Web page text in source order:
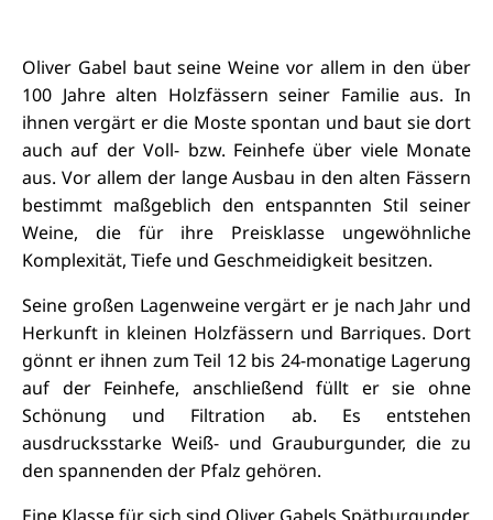
Oliver Gabel baut seine Weine vor allem in den über
100 Jahre alten Holzfässern seiner Familie aus. In
ihnen vergärt er die Moste spontan und baut sie dort
auch auf der Voll- bzw. Feinhefe über viele Monate
aus. Vor allem der lange Ausbau in den alten Fässern
bestimmt maßgeblich den entspannten Stil seiner
Weine, die für ihre Preisklasse ungewöhnliche
Komplexität, Tiefe und Geschmeidigkeit besitzen.
Seine großen Lagenweine vergärt er je nach Jahr und
Herkunft in kleinen Holzfässern und Barriques. Dort
gönnt er ihnen zum Teil 12 bis 24-monatige Lagerung
auf der Feinhefe, anschließend füllt er sie ohne
Schönung und Filtration ab. Es entstehen
ausdrucksstarke Weiß- und Grauburgunder, die zu
den spannenden der Pfalz gehören.